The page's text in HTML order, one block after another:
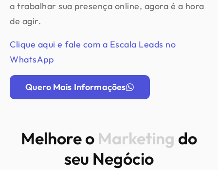
a trabalhar sua presença online, agora é a hora
de agir.
Clique aqui e fale com a Escala Leads no
WhatsApp
Quero Mais Informações
Melhore o Marketing do
seu Negócio